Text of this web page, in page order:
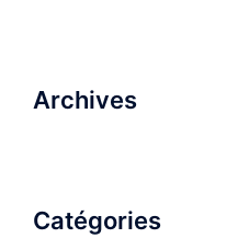
Archives
Catégories